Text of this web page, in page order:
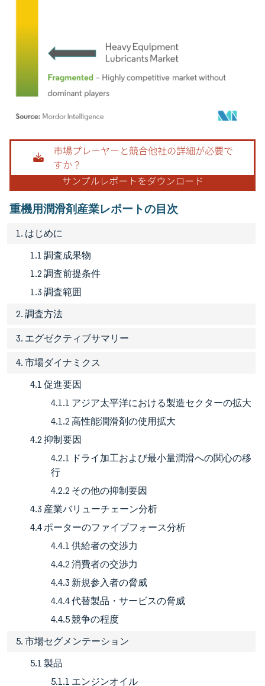
画像 © Mordor Intelligence。再利用にはCC BY 4.0の表示が必要です。
重機用潤滑剤産業レポートの目次
1. はじめに
1.1 調査成果物
1.2 調査前提条件
1.3 調査範囲
2. 調査方法
3. エグゼクティブサマリー
4. 市場ダイナミクス
4.1 促進要因
4.1.1 アジア太平洋における製造セクターの拡大
4.1.2 高性能潤滑剤の使用拡大
4.2 抑制要因
4.2.1 ドライ加工および最小量潤滑への関心の移
行
4.2.2 その他の抑制要因
4.3 産業バリューチェーン分析
4.4 ポーターのファイブフォース分析
4.4.1 供給者の交渉力
4.4.2 消費者の交渉力
4.4.3 新規参入者の脅威
4.4.4 代替製品・サービスの脅威
4.4.5 競争の程度
5. 市場セグメンテーション
5.1 製品
5.1.1 エンジンオイル